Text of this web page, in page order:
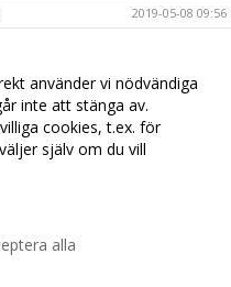
2019-05-08 09:56
2019-04-30 19:02
2019-03-19 12:38
2019-03-10 17:34
använder vi nödvändiga
inte att stänga av.
cookies, t.ex. för
själv om du vill
alla